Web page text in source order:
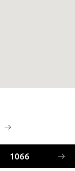
1066